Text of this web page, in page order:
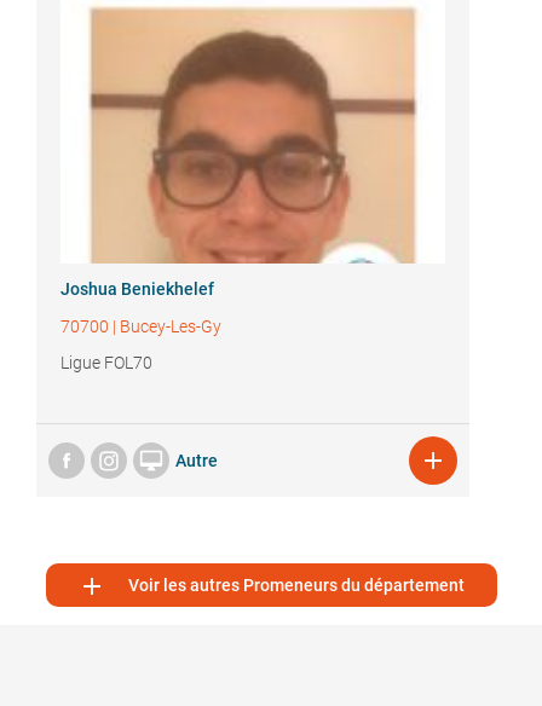
Joshua Beniekhelef
70700 | Bucey-Les-Gy
Ligue FOL70
 Autre 
 Voir les autres Promeneurs du département